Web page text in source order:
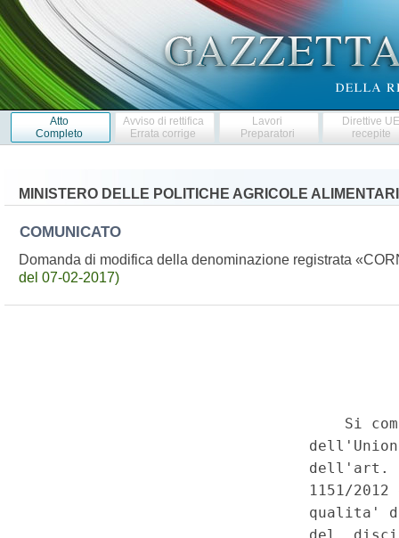
Atto
Completo
Avviso di rettifica
Errata corrige
Lavori
Preparatori
Direttive
recepite
MINISTERO DELLE POLITICHE AGRICOLE
COMUNICATO
Domanda di modifica della denominazione registrata
del 07-02-2017)